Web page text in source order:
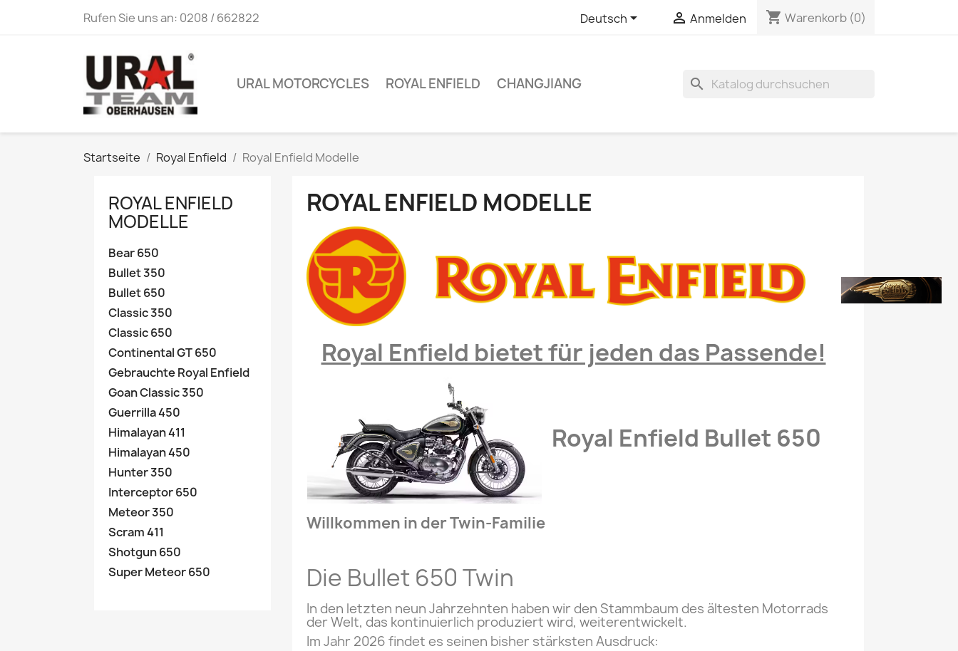
Rufen Sie uns an: 0208 / 662822 Deutsch  Anmelden shopping_cart Warenkorb (0)
URAL MOTORCYCLES ROYAL ENFIELD CHANGJIANG search
Startseite Royal Enfield Royal Enfield Modelle
ROYAL ENFIELD
MODELLE
Bear 650
Bullet 350
Bullet 650
Classic 350
Classic 650
Continental GT 650
Gebrauchte Royal Enfield
Goan Classic 350
Guerrilla 450
Himalayan 411
Himalayan 450
Hunter 350
Interceptor 650
Meteor 350
Scram 411
Shotgun 650
Super Meteor 650
ROYAL ENFIELD MODELLE
Royal Enfield bietet für jeden das Passende!
Royal Enfield Bullet 650
Willkommen in der Twin-Familie
Die Bullet 650 Twin
In den letzten neun Jahrzehnten haben wir den Stammbaum des ältesten Motorrads
der Welt, das kontinuierlich produziert wird, weiterentwickelt.
Im Jahr 2026 findet es seinen bisher stärksten Ausdruck: